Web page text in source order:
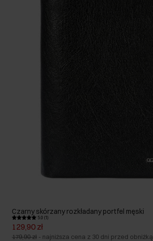
Czarny skórzany rozkładany portfel męski
5.0 (1)
129,90 zł
179,90 zł - najniższa cena z 30 dni przed obniżką